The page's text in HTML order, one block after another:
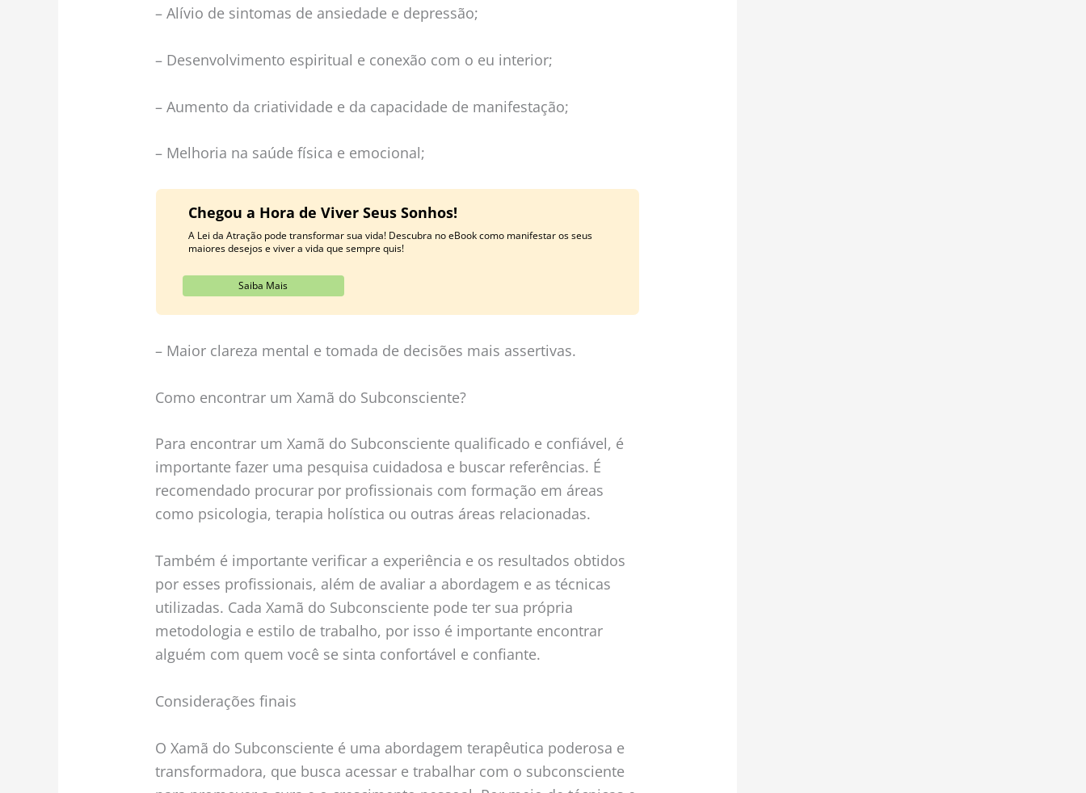
– Alívio de sintomas de ansiedade e depressão;
– Desenvolvimento espiritual e conexão com o eu interior;
– Aumento da criatividade e da capacidade de manifestação;
– Melhoria na saúde física e emocional;
Chegou a Hora de Viver Seus Sonhos!
A Lei da Atração pode transformar sua vida! Descubra no eBook como manifestar os seus
maiores desejos e viver a vida que sempre quis!
Saiba Mais
– Maior clareza mental e tomada de decisões mais assertivas.
Como encontrar um Xamã do Subconsciente?
Para encontrar um Xamã do Subconsciente qualificado e confiável, é
importante fazer uma pesquisa cuidadosa e buscar referências. É
recomendado procurar por profissionais com formação em áreas
como psicologia, terapia holística ou outras áreas relacionadas.
Também é importante verificar a experiência e os resultados obtidos
por esses profissionais, além de avaliar a abordagem e as técnicas
utilizadas. Cada Xamã do Subconsciente pode ter sua própria
metodologia e estilo de trabalho, por isso é importante encontrar
alguém com quem você se sinta confortável e confiante.
Considerações finais
O Xamã do Subconsciente é uma abordagem terapêutica poderosa e
transformadora, que busca acessar e trabalhar com o subconsciente